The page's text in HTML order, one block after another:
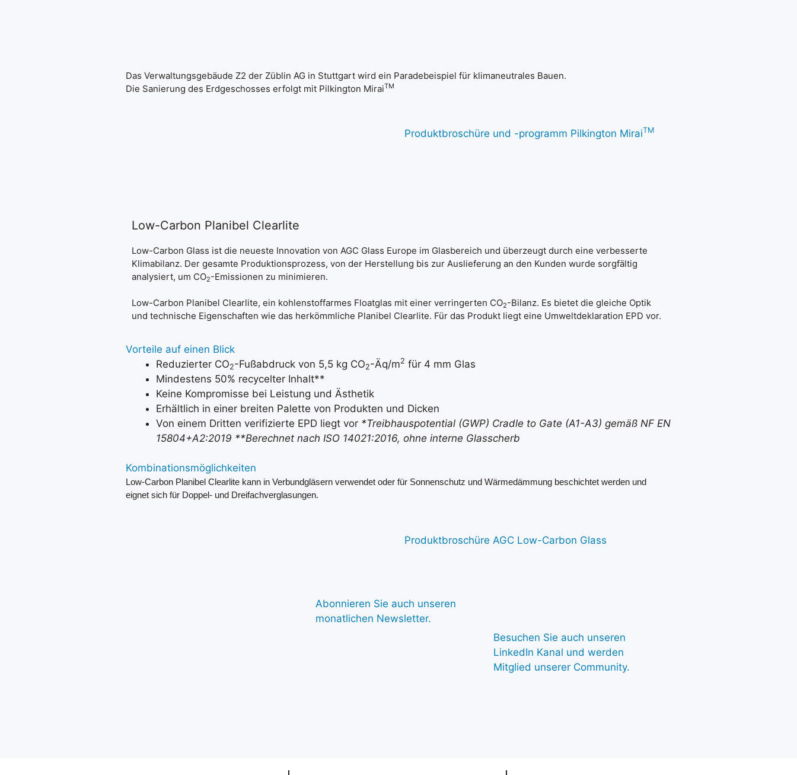
Das Verwaltungsgebäude Z2 der Züblin AG in Stuttgart wird ein Paradebeispiel für klimaneutrales Bauen.
Die Sanierung des Erdgeschosses erfolgt mit Pilkington MiraiTM
Produktbroschüre und -programm Pilkington MiraiTM
Low-Carbon Planibel Clearlite
Low-Carbon Glass ist die neueste Innovation von AGC Glass Europe im Glasbereich und überzeugt durch eine verbesserte
Klimabilanz. Der gesamte Produktionsprozess, von der Herstellung bis zur Auslieferung an den Kunden wurde sorgfältig
analysiert, um CO2-Emissionen zu minimieren.
Low-Carbon Planibel Clearlite, ein kohlenstoffarmes Floatglas mit einer verringerten CO2-Bilanz. Es bietet die gleiche Optik
und technische Eigenschaften wie das herkömmliche Planibel Clearlite. Für das Produkt liegt eine Umweltdeklaration EPD vor.
Vorteile auf einen Blick
Reduzierter CO2-Fußabdruck von 5,5 kg CO2-Äq/m2 für 4 mm Glas
Mindestens 50% recycelter Inhalt**
Keine Kompromisse bei Leistung und Ästhetik
Erhältlich in einer breiten Palette von Produkten und Dicken
Von einem Dritten verifizierte EPD liegt vor *Treibhauspotential (GWP) Cradle to Gate (A1-A3) gemäß NF EN
15804+A2:2019 **Berechnet nach ISO 14021:2016, ohne interne Glasscherb
Kombinationsmöglichkeiten
Low-Carbon Planibel Clearlite kann in Verbundgläsern verwendet oder für Sonnenschutz und Wärmedämmung beschichtet werden und
eignet sich für Doppel- und Dreifachverglasungen.
Produktbroschüre AGC Low-Carbon Glass
Abonnieren Sie auch unseren
monatlichen Newsletter.
Besuchen Sie auch unseren
LinkedIn Kanal und werden
Mitglied unserer Community.